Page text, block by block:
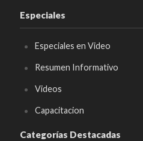
Especiales
Especiales en Video
Resumen Informativo
Videos
Capacitacion
Categorías Destacadas